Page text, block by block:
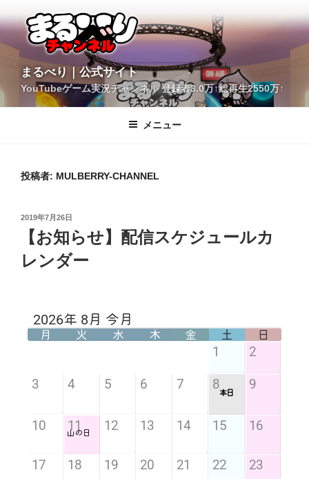
ン
テ
へ
ス
まるべり｜公式サイト
YouTubeゲーム実況チャンネル 登録者3.0万↑総再生2550万↑
メニュー
投稿者: MULBERRY-CHANNEL
投
2019年7月26日
【お知らせ】配信スケジュールカ
レンダー